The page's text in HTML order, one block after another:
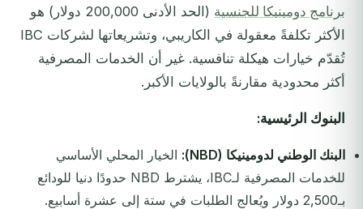
برنامج دومينيكا للجنسية
(الحد الأدنى 200,000 دولار) هو
الأكثر تكلفةً معقولة في الكاريبي، وتشريعاتها لشركات IBC
تُقدّم خيارات هيكلة تنافسية. غير أن الخدمات المصرفية
أكثر محدودية مقارنةً بالولايات الأكبر.
البنوك الرئيسية:
البنك الوطني لدومينيكا (NBD):
الخيار المحلي الأساسي
للخدمات المصرفية لـIBC، يشترط NBD حدودًا دنيا للودائع
بـ2,500 دولار ويُعالج الطلبات في ستة إلى عشرة أسابيع.